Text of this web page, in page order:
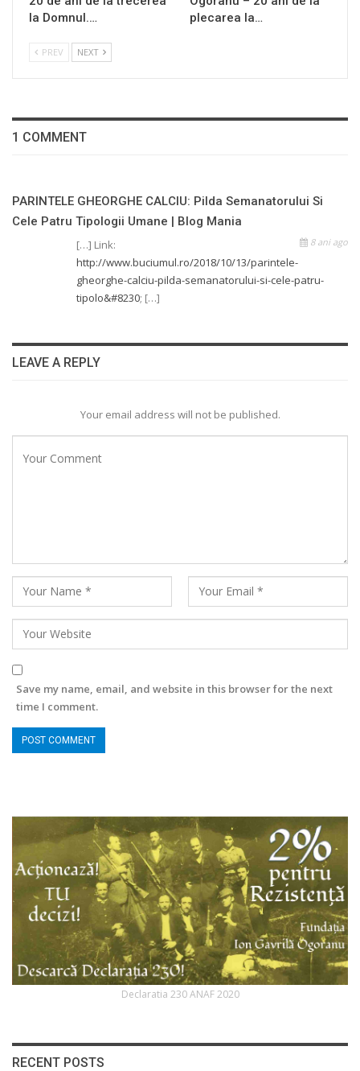
la Domnul.…
plecarea la…
PREV NEXT
1 COMMENT
PARINTELE GHEORGHE CALCIU: Pilda Semanatorului Si
Cele Patru Tipologii Umane | Blog Mania
8 ani ago
[…] Link:
http://www.buciumul.ro/2018/10/13/parintele-
gheorghe-calciu-pilda-semanatorului-si-cele-patru-
tipolo&#8230; […]
LEAVE A REPLY
Your email address will not be published.
Save my name, email, and website in this browser for the next
time I comment.
Declaratia 230 ANAF 2020
RECENT POSTS